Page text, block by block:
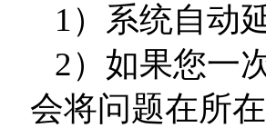
1）系统自动
2）如果您一
会将问题在所